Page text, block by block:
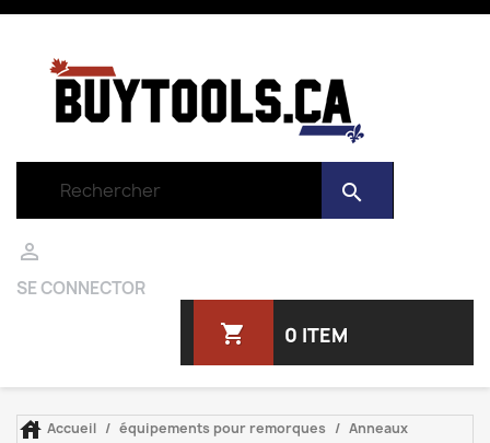
search

SE CONNECTOR
shopping_cart 0 ITEM
 Accueil équipements pour remorques
Anneaux